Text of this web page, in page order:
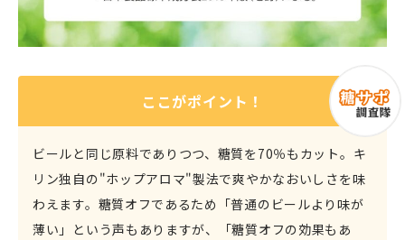
ここがポイント！
ビールと同じ原料でありつつ、糖質を70％もカット。キ
リン独自の"ホップアロマ"製法で爽やかなおいしさを味
わえます。糖質オフであるため「普通のビールより味が
薄い」という声もありますが、「糖質オフの効果もあ